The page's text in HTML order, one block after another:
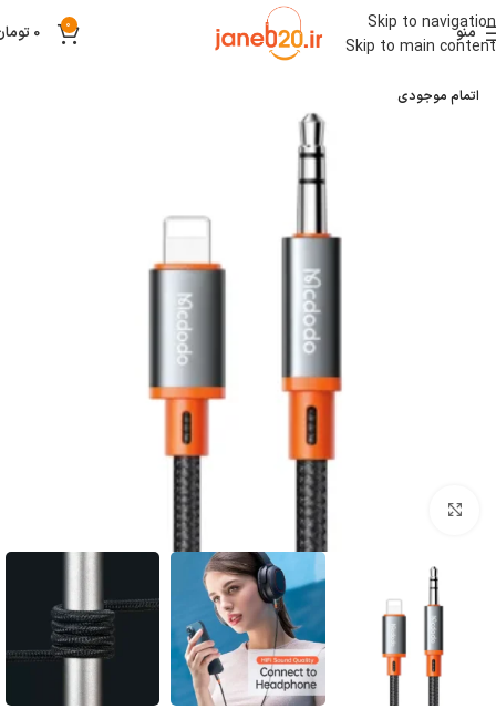
Skip to navigation
Skip to main content
منو 0
0
اتمام موجودی